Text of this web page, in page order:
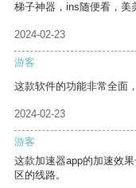
梯子神器，ins随便看，美
2024-02-23
游客
这款软件的功能非常全面
2024-02-23
游客
这款加速器app的加速效
区的线路。